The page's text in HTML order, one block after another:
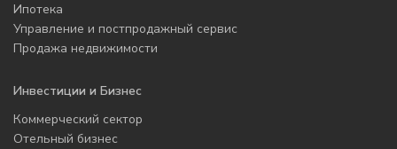
Ипотека
Управление и постпродажный сервис
Продажа недвижимости
Инвестиции и Бизнес
Коммерческий сектор
Отельный бизнес